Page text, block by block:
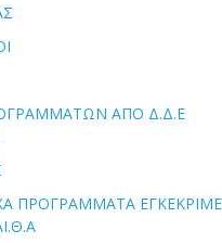
ΑΠΟ Δ.Δ.Ε
ΠΡΟΓΡΑΜΜΑΤΑ